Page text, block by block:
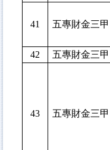
41 五專財金三甲
42 五專財金三甲
43 五專財金三甲